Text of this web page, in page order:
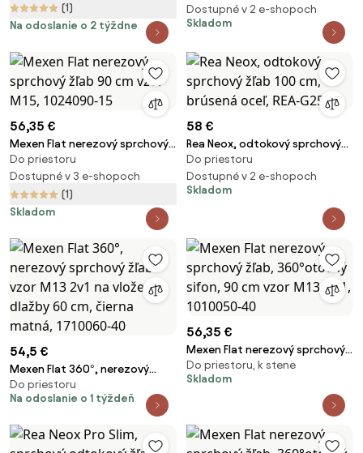
(1)
Na odoslanie o 2 týždne
matná, REA-G2709
Dostupné v 2 e-shopoch
Skladom
56,35 €
Mexen Flat nerezový sprchový
žľab 90 cm vzor M15, 1024090-
15
Do priestoru
Dostupné v 3 e-shopoch
(1)
Skladom
58 €
Rea Neox, odtokový sprchový
žľab 100 cm, brúsená oceľ, REA-
G2505
Do priestoru
Dostupné v 2 e-shopoch
Skladom
54,5 €
Mexen Flat 360°, nerezový
sprchový žľab vzor M13 2v1 na
vloženie dlažby 60 cm, čierna
Do priestoru
Na odoslanie o 1 týždeň
56,35 €
Mexen Flat nerezový sprchový
žľab, 360°otočný sifon, 90 cm
vzor M13, 2v1, 1010050-40
Do priestoru, k stene
Skladom